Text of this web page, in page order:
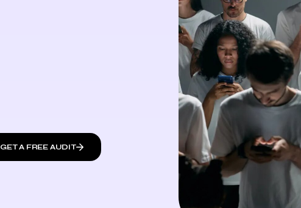
GET A FREE AUDIT